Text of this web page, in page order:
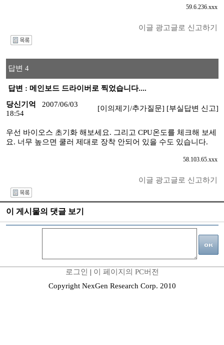
59.6.236.xxx
이글 광고글로 신고하기
답변 4
답변 : 메인보드 드라이버로 찍었습니다....
당신기억
2007/06/03
18:54
[이의제기/추가질문] [부실답변 신고]
우선 바이오스 초기화 해보세요. 그리고 CPU온도를 체크해 보세
요. 너무 높으면 쿨러 제대로 장착 안되어 있을 수도 있습니다.
58.103.65.xxx
이글 광고글로 신고하기
이 게시물의 댓글 보기
로그인 | 이 페이지의 PC버전
Copyright NexGen Research Corp. 2010